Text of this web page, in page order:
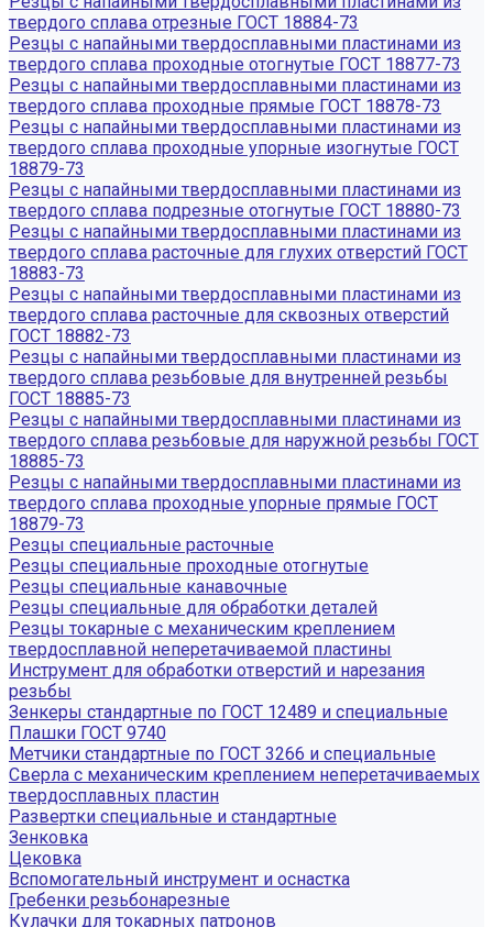
твердого сплава отрезные ГОСТ 18884-73
Резцы с напайными твердосплавными пластинами из
твердого сплава проходные отогнутые ГОСТ 18877-73
Резцы с напайными твердосплавными пластинами из
твердого сплава проходные прямые ГОСТ 18878-73
Резцы с напайными твердосплавными пластинами из
твердого сплава проходные упорные изогнутые ГОСТ
18879-73
Резцы с напайными твердосплавными пластинами из
твердого сплава подрезные отогнутые ГОСТ 18880-73
Резцы с напайными твердосплавными пластинами из
твердого сплава расточные для глухих отверстий ГОСТ
18883-73
Резцы с напайными твердосплавными пластинами из
твердого сплава расточные для сквозных отверстий
ГОСТ 18882-73
Резцы с напайными твердосплавными пластинами из
твердого сплава резьбовые для внутренней резьбы
ГОСТ 18885-73
Резцы с напайными твердосплавными пластинами из
твердого сплава резьбовые для наружной резьбы ГОСТ
18885-73
Резцы с напайными твердосплавными пластинами из
твердого сплава проходные упорные прямые ГОСТ
18879-73
Резцы специальные расточные
Резцы специальные проходные отогнутые
Резцы специальные канавочные
Резцы специальные для обработки деталей
Резцы токарные с механическим креплением
твердосплавной неперетачиваемой пластины
Инструмент для обработки отверстий и нарезания
резьбы
Зенкеры стандартные по ГОСТ 12489 и специальные
Плашки ГОСТ 9740
Метчики стандартные по ГОСТ 3266 и специальные
Сверла с механическим креплением неперетачиваемых
твердосплавных пластин
Развертки специальные и стандартные
Зенковка
Цековка
Вспомогательный инструмент и оснастка
Гребенки резьбонарезные
Кулачки для токарных патронов